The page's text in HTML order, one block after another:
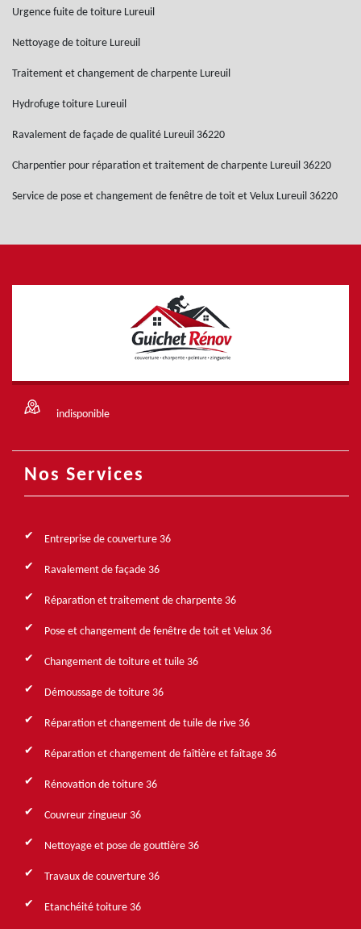
Urgence fuite de toiture Lureuil
Nettoyage de toiture Lureuil
Traitement et changement de charpente Lureuil
Hydrofuge toiture Lureuil
Ravalement de façade de qualité Lureuil 36220
Charpentier pour réparation et traitement de charpente Lureuil 36220
Service de pose et changement de fenêtre de toit et Velux Lureuil 36220
indisponible
Nos Services
Entreprise de couverture 36
Ravalement de façade 36
Réparation et traitement de charpente 36
Pose et changement de fenêtre de toit et Velux 36
Changement de toiture et tuile 36
Démoussage de toiture 36
Réparation et changement de tuile de rive 36
Réparation et changement de faîtière et faîtage 36
Rénovation de toiture 36
Couvreur zingueur 36
Nettoyage et pose de gouttière 36
Travaux de couverture 36
Etanchéité toiture 36